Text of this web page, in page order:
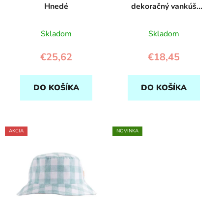
Hnedé
Skladom
€25,62
DO KOŠÍKA
dekoračný vankúš
Skladom
€18,45
DO KOŠÍKA
AKCIA NOVINKA